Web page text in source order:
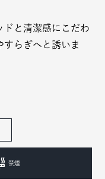
ドと清潔感にこだわ
らぎへと誘いま
禁煙